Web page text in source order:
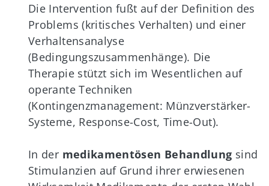
Die Intervention fußt auf der Definition des
Problems (kritisches Verhalten) und einer
Verhaltensanalyse
(Bedingungszusammenhänge). Die
Therapie stützt sich im Wesentlichen auf
operante Techniken
(Kontingenzmanagement: Münzverstärker-
Systeme, Response-Cost, Time-Out).
In der medikamentösen Behandlung sind
Stimulanzien auf Grund ihrer erwiesenen